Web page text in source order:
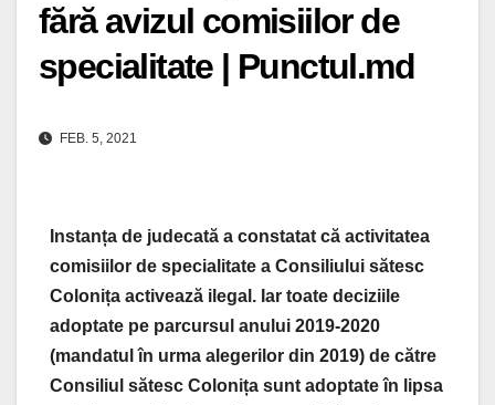
fără avizul comisiilor de
specialitate | Punctul.md
FEB. 5, 2021
Instanța de judecată a constatat că activitatea
comisiilor de specialitate a Consiliului sătesc
Colonița activează ilegal. Iar toate deciziile
adoptate pe parcursul anului 2019-2020
(mandatul în urma alegerilor din 2019) de către
Consiliul sătesc Colonița sunt adoptate în lipsa